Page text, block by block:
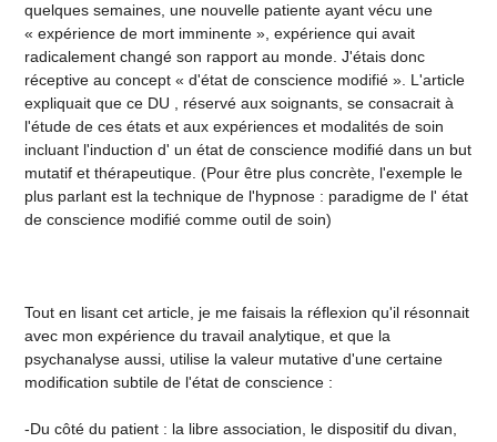
quelques semaines, une nouvelle patiente ayant vécu une
« expérience de mort imminente », expérience qui avait
radicalement changé son rapport au monde. J'étais donc
réceptive au concept « d'état de conscience modifié ». L'article
expliquait que ce DU , réservé aux soignants, se consacrait à
l'étude de ces états et aux expériences et modalités de soin
incluant l'induction d' un état de conscience modifié dans un but
mutatif et thérapeutique. (Pour être plus concrète, l'exemple le
plus parlant est la technique de l'hypnose : paradigme de l' état
de conscience modifié comme outil de soin)
Tout en lisant cet article, je me faisais la réflexion qu'il résonnait
avec mon expérience du travail analytique, et que la
psychanalyse aussi, utilise la valeur mutative d'une certaine
modification subtile de l'état de conscience :
-Du côté du patient : la libre association, le dispositif du divan,